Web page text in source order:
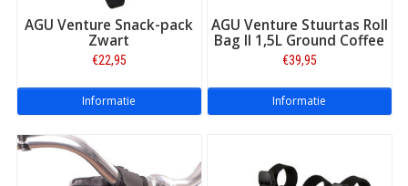
AGU Venture Snack-pack
Zwart
€22,95
Informatie
AGU Venture Stuurtas Roll
Bag II 1,5L Ground Coffee
€39,95
Informatie